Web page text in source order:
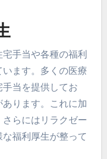
手当や各種の福利
ます。多くの医療
当を提供してお
ります。これに加
らにはリラクゼー
福利厚生が整って